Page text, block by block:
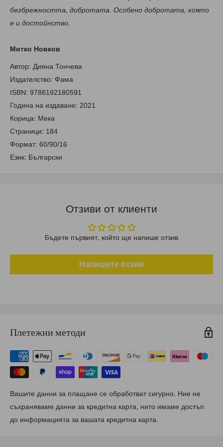
безбрежността, добротата. Особено добротата, която
е и достойнство.
Митко Новков
Автор: Дияна Тончева
Издателство: Фама
ISBN: 9786192180591
Година на издаване: 2021
Корица: Мека
Страници: 184
Формат: 60/90/16
Език: Български
Отзиви от клиенти
Бъдете първият, който ще напише отзив
Напишете отзив
Плетежни методи
Вашите данни за плащане се обработват сигурно. Ние не
съхраняваме данни за кредитна карта, нито имаме достъп
до информацията за вашата кредитна карта.